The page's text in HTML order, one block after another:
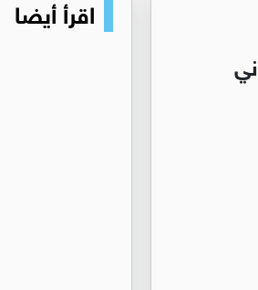
اقرأ أيضا